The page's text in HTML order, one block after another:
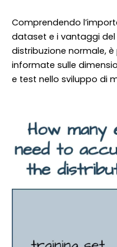
Comprendendo
dataset e i vantaggi
distribuzione normale,
informate sulle
e test nello sviluppo di